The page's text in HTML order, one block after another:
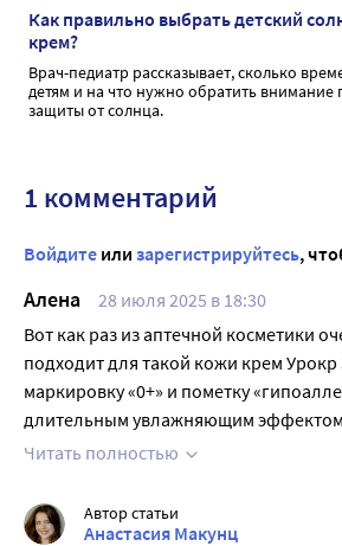
Как правильно выбрать детский
крем?
Врач-педиатр рассказывает, сколько
детям и на что нужно обратить внимание
защиты от солнца.
1 комментарий
Войдите или зарегистрируйтесь,
Алена
28 июля 2025 в 18:30
Вот как раз из аптечной косметики
подходит для такой кожи крем
маркировку «0+» и пометку
длительным увлажняющим
бережно отшелушивает.
Читать полностью
Автор статьи
Анастасия Макунц